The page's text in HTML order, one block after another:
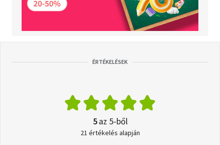
ÉRTÉKELÉSEK
5az 5-ből
21 értékelés alapján